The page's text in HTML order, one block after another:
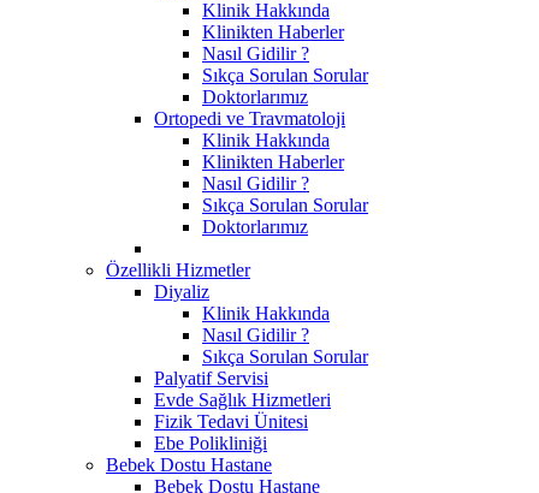
Klinik Hakkında
Klinikten Haberler
Nasıl Gidilir ?
Sıkça Sorulan Sorular
Doktorlarımız
Ortopedi ve Travmatoloji
Klinik Hakkında
Klinikten Haberler
Nasıl Gidilir ?
Sıkça Sorulan Sorular
Doktorlarımız
Özellikli Hizmetler
Diyaliz
Klinik Hakkında
Nasıl Gidilir ?
Sıkça Sorulan Sorular
Palyatif Servisi
Evde Sağlık Hizmetleri
Fizik Tedavi Ünitesi
Ebe Polikliniği
Bebek Dostu Hastane
Bebek Dostu Hastane